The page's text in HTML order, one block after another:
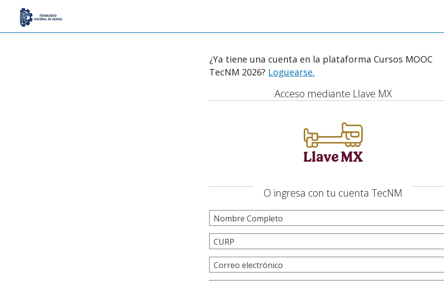
¿Ya tiene una cuenta en la plataforma Cursos MOOC
TecNM 2026? Loguearse.
Acceso mediante Llave MX
O ingresa con tu cuenta TecNM
Nombre Completo
CURP
Correo electrónico